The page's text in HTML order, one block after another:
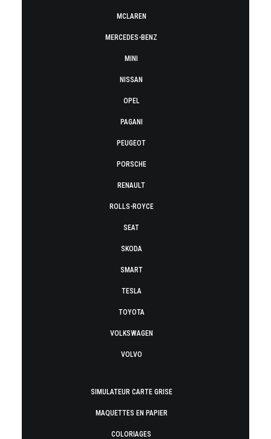
MCLAREN
MERCEDES-BENZ
MINI
NISSAN
OPEL
PAGANI
PEUGEOT
PORSCHE
RENAULT
ROLLS-ROYCE
SEAT
SKODA
SMART
TESLA
TOYOTA
VOLKSWAGEN
VOLVO
SIMULATEUR CARTE GRISE
MAQUETTES EN PAPIER
COLORIAGES